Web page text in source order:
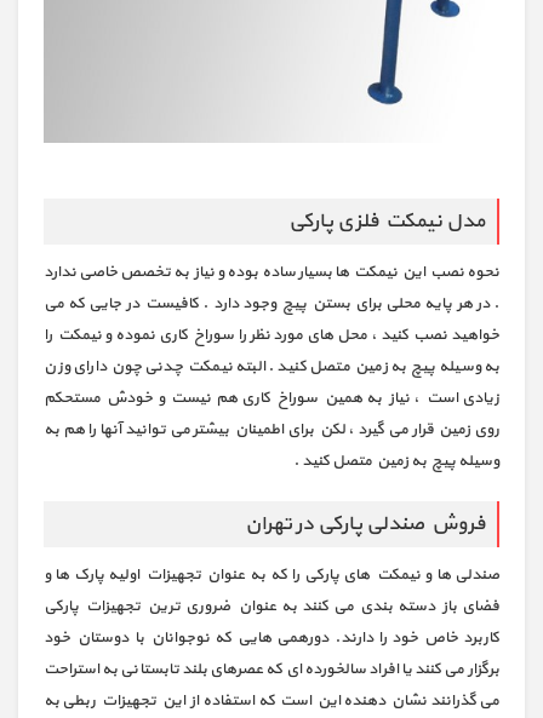
مدل نیمکت فلزی پارکی
نحوه نصب این نیمکت ها بسیار ساده بوده و نیاز به تخصص خاصی ندارد
. در هر پایه محلی برای بستن پیچ وجود دارد . کافیست در جایی که می
خواهید نصب کنید ، محل های مورد نظر را سوراخ کاری نموده و نیمکت را
به وسیله پیچ به زمین متصل کنید . البته نیمکت چدنی چون دارای وزن
زیادی است ، نیاز به همین سوراخ کاری هم نیست و خودش مستحکم
روی زمین قرار می گیرد ، لکن برای اطمینان بیشتر می توانید آنها را هم به
وسیله پیچ به زمین متصل کنید .
فروش صندلی پارکی در تهران
صندلی ها و نیمکت های پارکی را که به عنوان تجهیزات اولیه پارک ها و
فضای باز دسته بندی می کنند به عنوان ضروری ترین تجهیزات پارکی
کاربرد خاص خود را دارند. دورهمی هایی که نوجوانان با دوستان خود
برگزار می کنند یا افراد سالخورده ای که عصرهای بلند تابستانی به استراحت
می گذرانند نشان دهنده این است که استفاده از این تجهیزات ربطی به